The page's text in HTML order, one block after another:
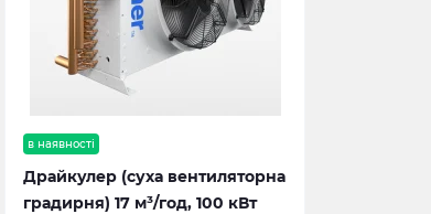
в наявності
Драйкулер (суха вентиляторна
градирня) 17 м³/год, 100 кВт